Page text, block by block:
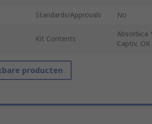
Standards/Approvals No
Kit Contents
Absorbica
Captiv,
producten